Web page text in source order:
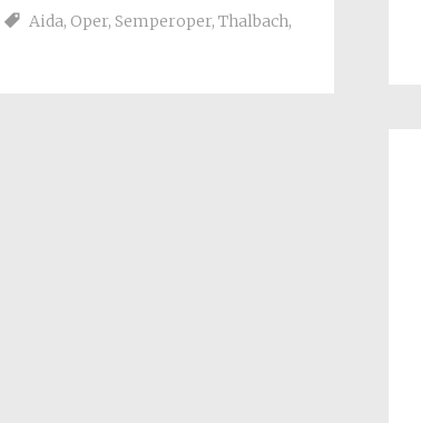
Aida, Oper, Semperoper, Thalbach,